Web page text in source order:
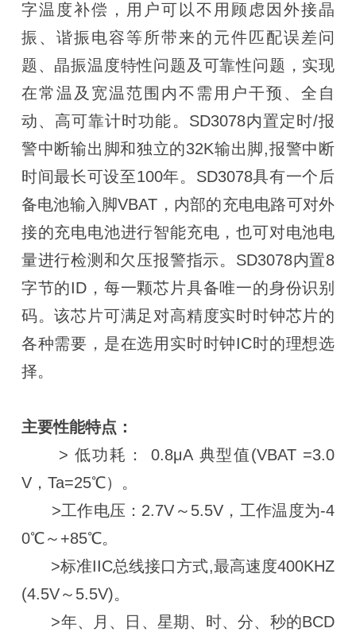
字温度补偿，用户可以不用顾虑因外接晶
振、谐振电容等所带来的元件匹配误差问
题、晶振温度特性问题及可靠性问题，实现
在常温及宽温范围内不需用户干预、全自
动、高可靠计时功能。SD3078内置定时/报
警中断输出脚和独立的32K输出脚,报警中断
时间最长可设至100年。SD3078具有一个后
备电池输入脚VBAT，内部的充电电路可对外
接的充电电池进行智能充电，也可对电池电
量进行检测和欠压报警指示。SD3078内置8
字节的ID，每一颗芯片具备唯一的身份识别
码。该芯片可满足对高精度实时时钟芯片的
各种需要，是在选用实时时钟IC时的理想选
择。
主要性能特点：
> 低功耗： 0.8μA 典型值(VBAT =3.0
V，Ta=25℃）。
>工作电压：2.7V～5.5V，工作温度为-4
0℃～+85℃。
>标准IIC总线接口方式,最高速度400KHZ
(4.5V～5.5V)。
>年、月、日、星期、时、分、秒的BCD